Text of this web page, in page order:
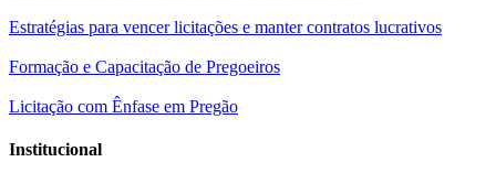
Estratégias para vencer licitações e manter contratos lucrativos
Formação e Capacitação de Pregoeiros
Licitação com Ênfase em Pregão
Institucional